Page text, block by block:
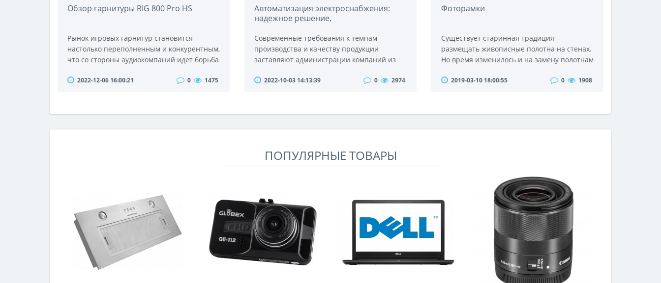
Обзор гарнитуры RIG 800 Pro HS
Рынок игровых гарнитур становится
настолько переполненным и конкурентным,
что со стороны аудиокомпаний идет борьба
выигрыш.Это может быть менталитет
линейку гарнитур 800 Pro пока вы ее не
2022-12-06 16:00:21 0 1475
Автоматизация электроснабжения:
надежное решение,
стороны на многих предприятиях
Современные требования к темпам
производства и качеству продукции
заставляют администрации компаний из
технологиям. Автоматизируется
безопасности. Для их бесперебойного
речь. Компактное ..
2022-10-03 14:13:39 0 2974
Фоторамки
Существует старинная традиция –
размещать живописные полотна на стенах.
Но время изменилось и на замену полотнам
фотографии и фоторамки. Для чего хранить
фотографий! На стенах, на столах, на полках
2019-03-10 18:00:55 0 1908
ПОПУЛЯРНЫЕ ТОВАРЫ